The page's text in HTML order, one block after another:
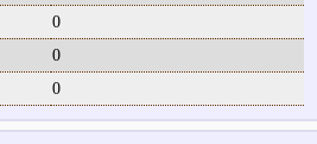
0
0
0